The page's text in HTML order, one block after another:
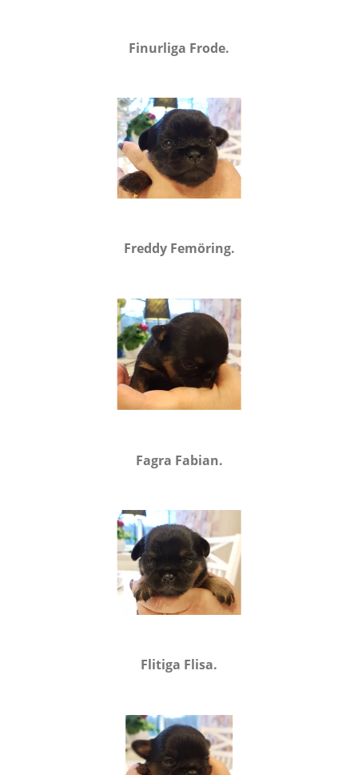
Finurliga Frode.
Freddy Femöring.
Fagra Fabian.
Flitiga Flisa.